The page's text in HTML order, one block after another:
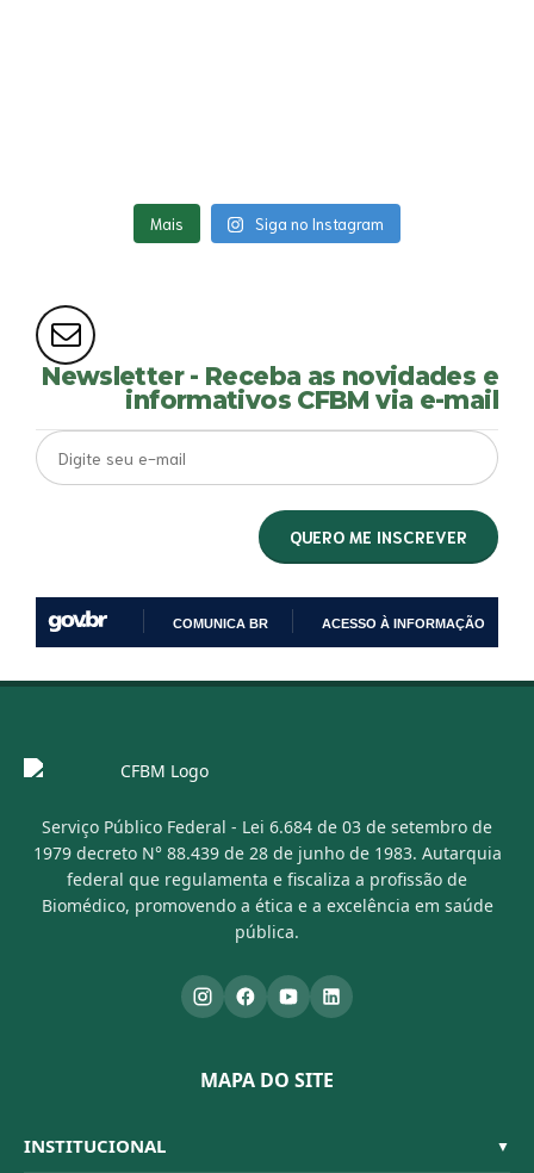
Mais Siga no Instagram
Newsletter - Receba as novidades e
informativos CFBM via e-mail
COMUNICA BR ACESSO À INFORMAÇÃO
Serviço Público Federal - Lei 6.684 de 03 de setembro de
1979 decreto N° 88.439 de 28 de junho de 1983. Autarquia
federal que regulamenta e fiscaliza a profissão de
Biomédico, promovendo a ética e a excelência em saúde
pública.
MAPA DO SITE
INSTITUCIONAL ▼